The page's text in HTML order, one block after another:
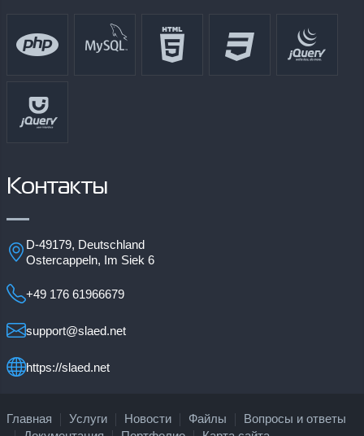
Контакты
D-49179, Deutschland
Ostercappeln, Im Siek 6
+49 176 61966679
support@slaed.net
https://slaed.net
Главная Услуги Новости Файлы
Вопросы и ответы